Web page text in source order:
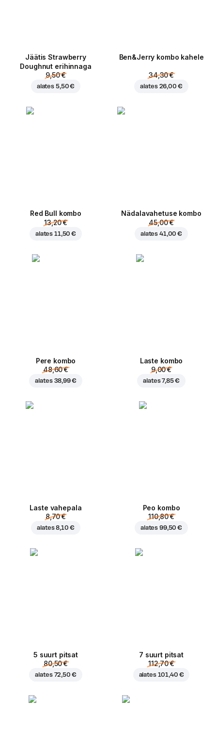
Jäätis Strawberry
Doughnut erihinnaga
9,50 €
alates 5,50 €
Ben&Jerry kombo kahele
34,30 €
alates 26,00 €
Red Bull kombo
13,20 €
alates 11,50 €
Nädalavahetuse kombo
45,00 €
alates 41,00 €
Pere kombo
48,60 €
alates 38,99 €
Laste kombo
9,00 €
alates7,85 €
Laste vahepala
8,70 €
alates8,10 €
Peo kombo
110,80 €
alates 99,50 €
5 suurt pitsat
80,50 €
alates 72,50 €
7 suurt pitsat
112,70 €
alates 101,40 €